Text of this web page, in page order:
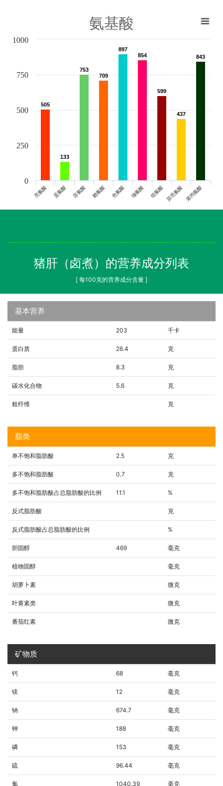
氨基酸
505
505
133
133
753
753
709
709
897
897
854
854
599
599
437
437
843
843
亮氨酸 蛋氨酸 苏氨酸 赖氨酸 色氨酸 缬氨酸 组氨酸 异亮氨酸苯丙氨酸
0
250
500
750
1000
猪肝（卤煮）的营养成分列表
[ 每100克的营养成分含量 ]
基本营养
能量 203 千卡
蛋白质 26.4 克
脂肪 8.3 克
碳水化合物 5.6 克
粗纤维 克
脂类
单不饱和脂肪酸 2.5 克
多不饱和脂肪酸 0.7 克
多不饱和脂肪酸占总脂肪酸的比例 11.1 %
反式脂肪酸 克
反式脂肪酸占总脂肪酸的比例 %
胆固醇 469 毫克
植物固醇 毫克
胡萝卜素 微克
叶黄素类 微克
番茄红素 微克
矿物质
钙 68 毫克
镁 12 毫克
钠 674.7 毫克
钾 188 毫克
磷 153 毫克
硫 96.44 毫克
氯 1040.39 毫克